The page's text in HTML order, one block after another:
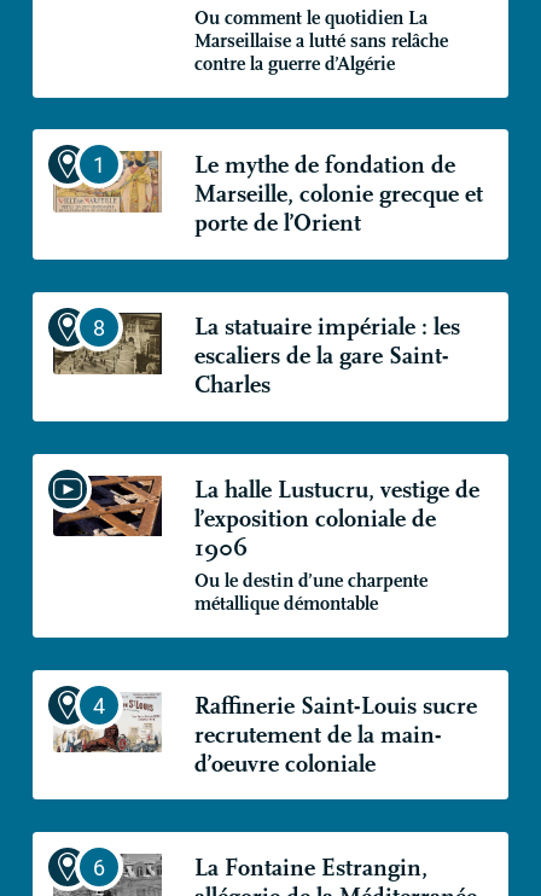
Ou comment le quotidien La
Marseillaise a lutté sans relâche
contre la guerre d’Algérie
Le mythe de fondation de
Marseille, colonie grecque et
porte de l’Orient
La statuaire impériale : les
escaliers de la gare Saint-
Charles
La halle Lustucru, vestige de
l’exposition coloniale de
1906
Ou le destin d’une charpente
métallique démontable
Raffinerie Saint-Louis sucre
recrutement de la main-
d’oeuvre coloniale
La Fontaine Estrangin,